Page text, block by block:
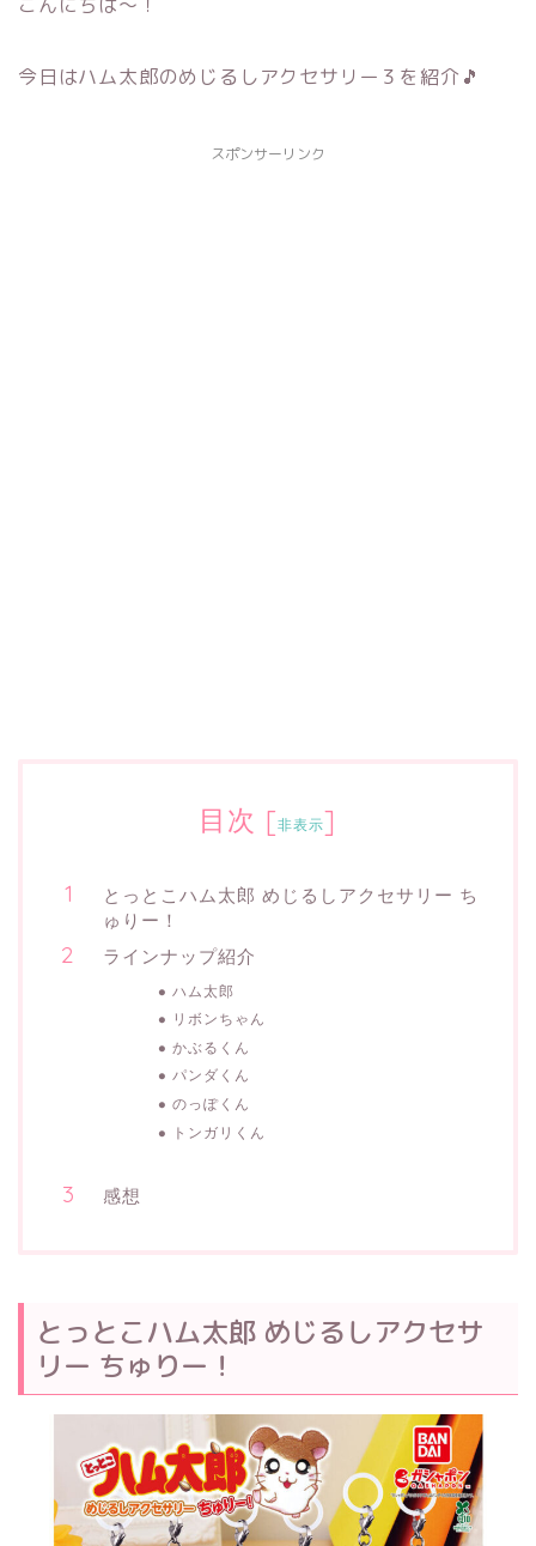
今日はハム太郎のめじるしアクセサリー３を紹介🎵
スポンサーリンク
目次 [非表示]
とっとこハム太郎 めじるしアクセサリー ち
ゅりー！
ラインナップ紹介
ハム太郎
リボンちゃん
かぶるくん
パンダくん
のっぽくん
トンガリくん
感想
とっとこハム太郎 めじるしアクセサ
リー ちゅりー！